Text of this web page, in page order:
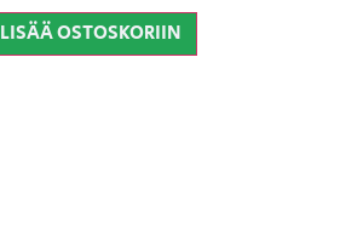
LISÄÄ OSTOSKORIIN